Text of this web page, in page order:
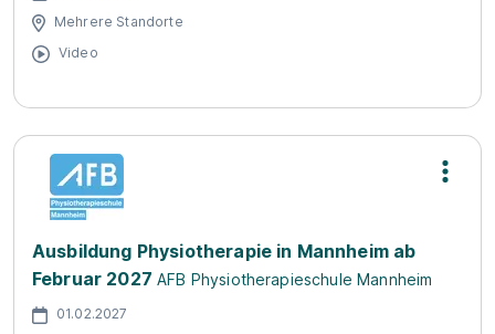
Mehrere Standorte
Video
Ausbildung Physiotherapie in Mannheim ab
Februar 2027 AFB Physiotherapieschule Mannheim
01.02.2027